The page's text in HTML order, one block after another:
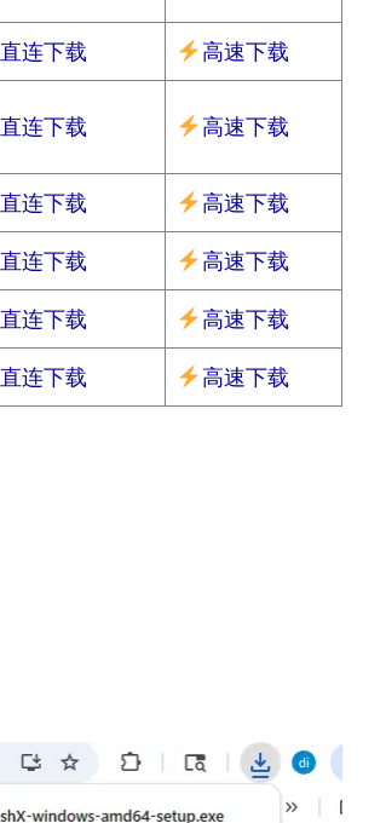
直连下载 高速下载
直连下载 高速下载
直连下载 高速下载
直连下载 高速下载
直连下载 高速下载
直连下载 高速下载